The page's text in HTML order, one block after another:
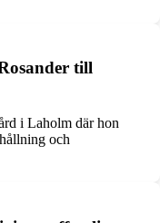
till
i Laholm där hon
och